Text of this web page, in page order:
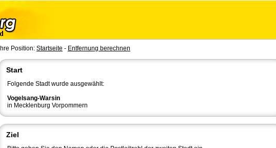
Ihre Position: Startseite - Entfernung berechnen
Start
Folgende Stadt wurde ausgewählt:
Vogelsang-Warsin
in Mecklenburg Vorpommern
Ziel